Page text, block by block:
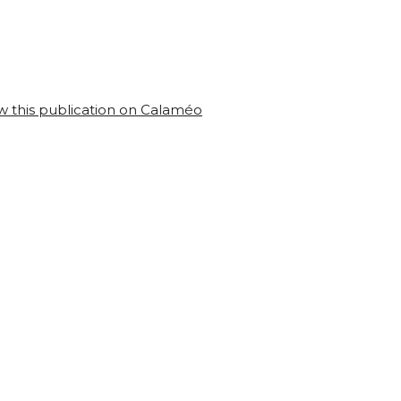
this publication on Calaméo